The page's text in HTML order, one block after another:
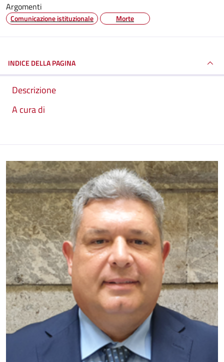
Argomenti
Comunicazione istituzionale Morte
INDICE DELLA PAGINA
Descrizione
A cura di